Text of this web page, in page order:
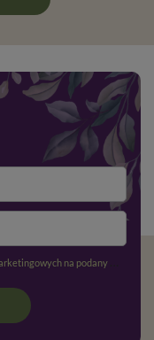
08.03.2013
przetwarzanie danych osobowych zgodnie z